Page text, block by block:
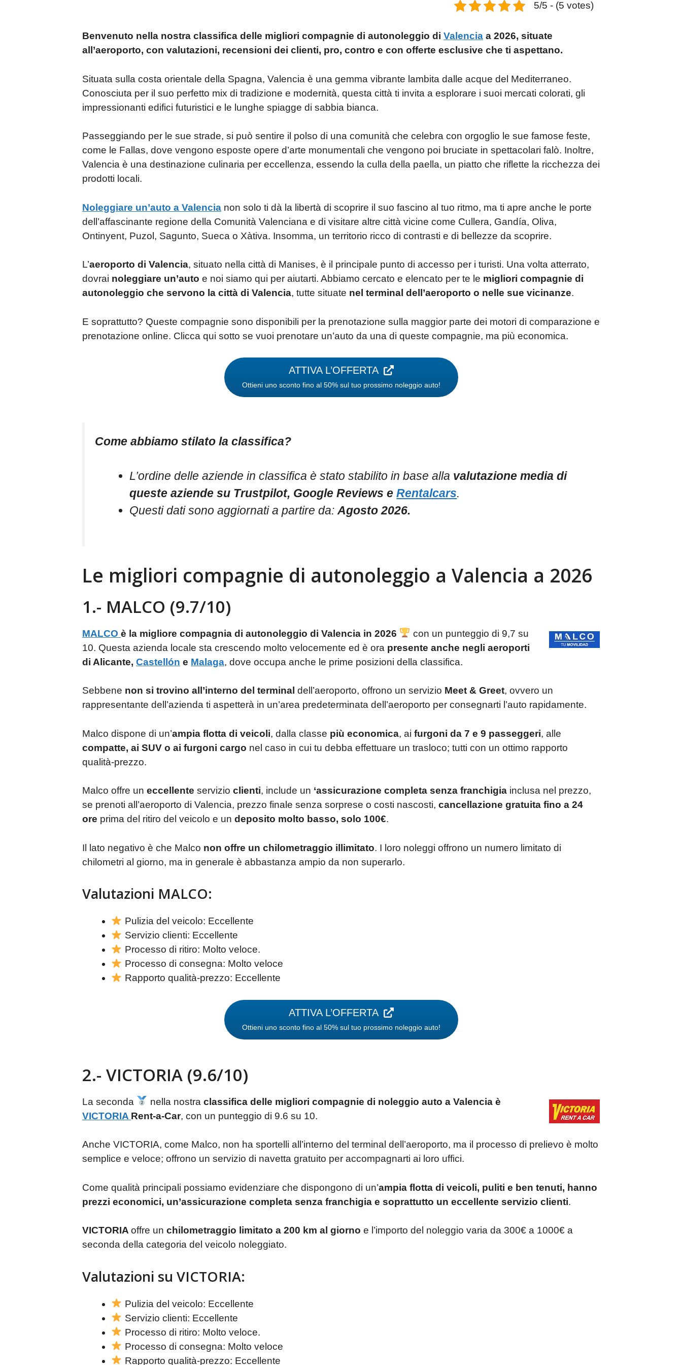
s
A
p
e
b
o
o
k
dI r
st
o
ar
5/5 - (5 votes)
Benvenuto nella nostra classifica delle migliori compagnie di autonoleggio di Valencia a 2026, situate
all’aeroporto, con valutazioni, recensioni dei clienti, pro, contro e con offerte esclusive che ti aspettano.
Situata sulla costa orientale della Spagna, Valencia è una gemma vibrante lambita dalle acque del Mediterraneo.
Conosciuta per il suo perfetto mix di tradizione e modernità, questa città ti invita a esplorare i suoi mercati colorati, gli
impressionanti edifici futuristici e le lunghe spiagge di sabbia bianca.
Passeggiando per le sue strade, si può sentire il polso di una comunità che celebra con orgoglio le sue famose feste,
come le Fallas, dove vengono esposte opere d’arte monumentali che vengono poi bruciate in spettacolari falò. Inoltre,
Valencia è una destinazione culinaria per eccellenza, essendo la culla della paella, un piatto che riflette la ricchezza dei
prodotti locali.
Noleggiare un’auto a Valencia non solo ti dà la libertà di scoprire il suo fascino al tuo ritmo, ma ti apre anche le porte
dell’affascinante regione della Comunità Valenciana e di visitare altre città vicine come Cullera, Gandía, Oliva,
Ontinyent, Puzol, Sagunto, Sueca o Xàtiva. Insomma, un territorio ricco di contrasti e di bellezze da scoprire.
L’aeroporto di Valencia, situato nella città di Manises, è il principale punto di accesso per i turisti. Una volta atterrato,
dovrai noleggiare un’auto e noi siamo qui per aiutarti. Abbiamo cercato e elencato per te le migliori compagnie di
autonoleggio che servono la città di Valencia, tutte situate nel terminal dell’aeroporto o nelle sue vicinanze.
E soprattutto? Queste compagnie sono disponibili per la prenotazione sulla maggior parte dei motori di comparazione e
prenotazione online. Clicca qui sotto se vuoi prenotare un’auto da una di queste compagnie, ma più economica.
ATTIVA L’OFFERTA
Ottieni uno sconto fino al 50% sul tuo prossimo noleggio auto!
Come abbiamo stilato la classifica?
L’ordine delle aziende in classifica è stato stabilito in base alla valutazione media di
queste aziende su Trustpilot, Google Reviews eRentalcars.
Questi dati sono aggiornati a partire da:Agosto 2026.
Le migliori compagnie di autonoleggio a Valencia a 2026
1.- MALCO (9.7/10)
MALCO è la migliore compagnia di autonoleggio di Valencia in 2026
con un punteggio di 9,7 su
10. Questa azienda locale sta crescendo molto velocemente ed è ora presente anche negli aeroporti
di Alicante, Castellón e Malaga, dove occupa anche le prime posizioni della classifica.
Sebbene non si trovino all’interno del terminal dell’aeroporto, offrono un servizio Meet & Greet, ovvero un
rappresentante dell’azienda ti aspetterà in un’area predeterminata dell’aeroporto per consegnarti l’auto rapidamente.
Malco dispone di un’ampia flotta di veicoli, dalla classe più economica, ai furgoni da 7 e 9 passeggeri, alle
compatte, ai SUV o ai furgoni cargo nel caso in cui tu debba effettuare un trasloco; tutti con un ottimo rapporto
qualità-prezzo.
Malco offre un eccellente servizio clienti, include un ‘assicurazione completa senza franchigia inclusa nel prezzo,
se prenoti all’aeroporto di Valencia, prezzo finale senza sorprese o costi nascosti, cancellazione gratuita fino a 24
ore prima del ritiro del veicolo e un deposito molto basso, solo 100€.
Il lato negativo è che Malco non offre un chilometraggio illimitato. I loro noleggi offrono un numero limitato di
chilometri al giorno, ma in generale è abbastanza ampio da non superarlo.
Valutazioni MALCO:
Pulizia del veicolo: Eccellente
Servizio clienti: Eccellente
Processo di ritiro: Molto veloce.
Processo di consegna: Molto veloce
Rapporto qualità-prezzo: Eccellente
ATTIVA L’OFFERTA
Ottieni uno sconto fino al 50% sul tuo prossimo noleggio auto!
2.- VICTORIA (9.6/10)
La seconda nella nostra classifica delle migliori compagnie di noleggio auto a Valencia è
VICTORIA Rent-a-Car, con un punteggio di 9.6 su 10.
Anche VICTORIA, come Malco, non ha sportelli all’interno del terminal dell’aeroporto, ma il processo di prelievo è molto
semplice e veloce; offrono un servizio di navetta gratuito per accompagnarti ai loro uffici.
Come qualità principali possiamo evidenziare che dispongono di un’ampia flotta di veicoli, puliti e ben tenuti, hanno
prezzi economici, un’assicurazione completa senza franchigia e soprattutto un eccellente servizio clienti.
VICTORIA offre un chilometraggio limitato a 200 km al giorno e l’importo del noleggio varia da 300€ a 1000€ a
seconda della categoria del veicolo noleggiato.
Valutazioni su VICTORIA:
Pulizia del veicolo: Eccellente
Servizio clienti: Eccellente
Processo di ritiro: Molto veloce.
Processo di consegna: Molto veloce
Rapporto qualità-prezzo: Eccellente